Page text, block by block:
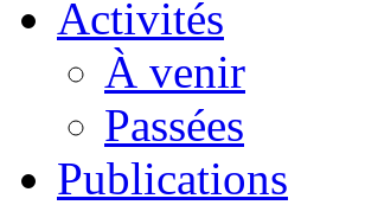
Activités
À venir
Passées
Publications